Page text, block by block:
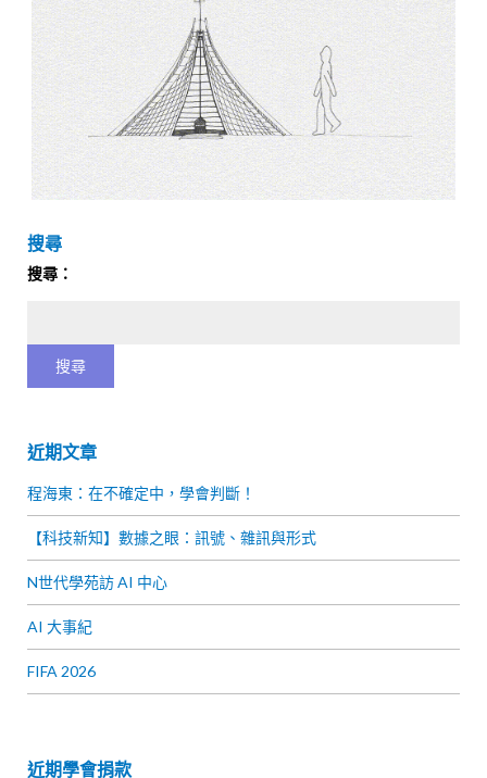
搜尋
搜尋：
近期文章
程海東：在不確定中，學會判斷！
【科技新知】數據之眼：訊號、雜訊與形式
N世代學苑訪 AI 中心
AI 大事紀
FIFA 2026
近期學會捐款